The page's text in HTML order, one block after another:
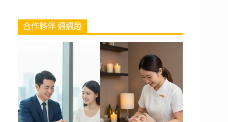
合作夥伴 週週趣